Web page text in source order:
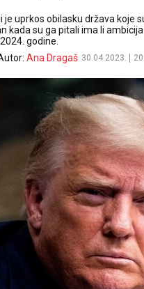
uprkos obilasku država koje
kada su ga pitali ima li
godine.
Ana Dragaš 30.04.2023.